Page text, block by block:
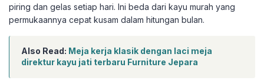
piring dan gelas setiap hari. Ini beda dari kayu murah yang
permukaannya cepat kusam dalam hitungan bulan.
Also Read: Meja kerja klasik dengan laci meja
direktur kayu jati terbaru Furniture Jepara